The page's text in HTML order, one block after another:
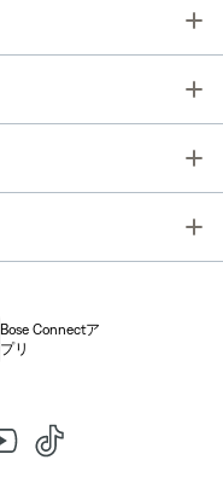
Bose Connectア
プリ